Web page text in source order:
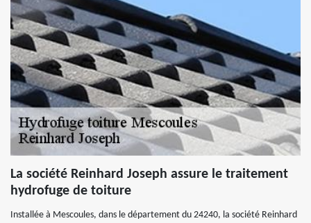
La société Reinhard Joseph assure le traitement
hydrofuge de toiture
Installée à Mescoules, dans le département du 24240, la société Reinhard